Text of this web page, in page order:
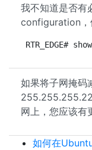
我不知道是否有
configuration，
RTR_EDGE#
如果将子网掩码
网上，您应该有
如何在